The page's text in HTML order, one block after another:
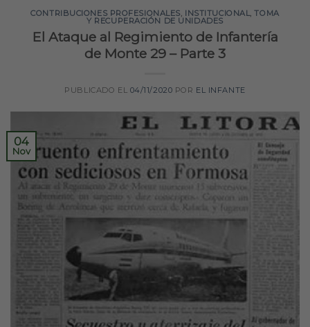
CONTRIBUCIONES PROFESIONALES INSTITUCIONAL ,TOMA
Y RECUPERACIÓN DE UNIDADES
El Ataque al Regimiento de Infantería
de Monte 29 – Parte 3
PUBLICADO EL 04/11/2020 POR EL INFANTE
04
Nov